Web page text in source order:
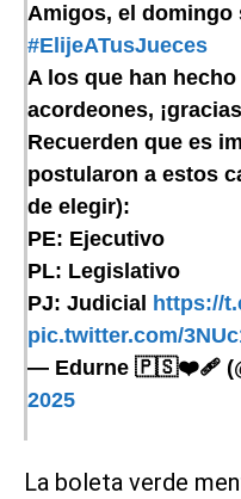
Amigos, el domingo
#ElijeATusJueces
A los que han
acordeones,
Recuerden que es
postularon a estos
de elegir):
PE: Ejecutivo
PL: Legislativo
PJ: Judicial
https://
pic.twitter.com/
— Edurne 🇵🇸❤️‍🩹
2025
La boleta verde